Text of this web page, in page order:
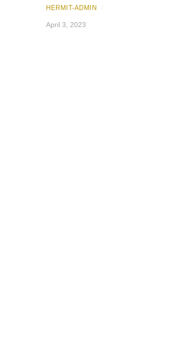
HERMIT-ADMIN
April 3, 2023